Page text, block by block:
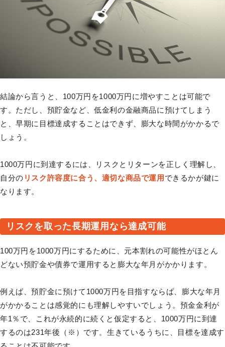
結論から言うと、100万円を1000万円に増やすことは可能で
す。ただし、預貯金など、低金利の金融商品に預けてしまう
と、早期に目標達成することはできず、膨大な時間がかかるで
しょう。
1000万円に到達するには、リスクとリターンを正しく理解し、
自分の リスク許容度に合う、適切な商品で運用 できるかが鍵に
なります。
リスクを取った長期運用なら達成可能
100万円を1000万円にするために、元本割れの可能性がほとん
どない預貯金や債券で運用すると膨大な年月がかかります。
例えば、預貯金に預けて1000万円を目指すならば、膨大な年月
がかかることは感覚的にも理解しやすいでしょう。預金金利が
年1％で、これが永続的に続くと仮定すると、1000万円に到達
するのは231年後（※）です。生きているうちに、目標を達成す